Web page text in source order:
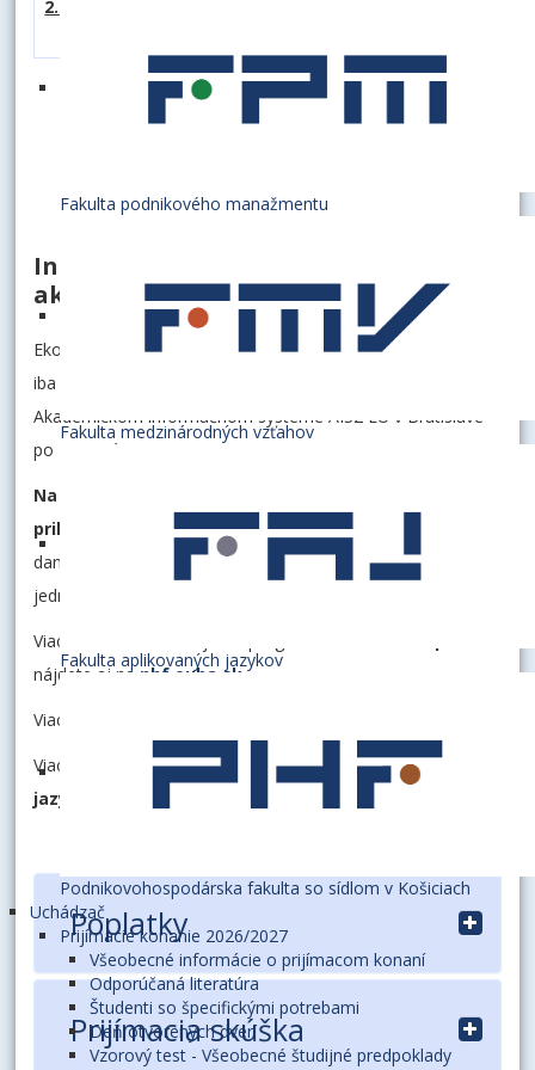
Fakulta podnikového manažmentu
Fakulta medzinárodných vzťahov
Fakulta aplikovaných jazykov
Podnikovohospodárska fakulta so sídlom v Košiciach
Uchádzač
Prijímacie konanie 2026/2027
Všeobecné informácie o prijímacom konaní
Odporúčaná literatúra
Študenti so špecifickými potrebami
Deň otvorených dverí
Vzorový test - Všeobecné študijné predpoklady
2. stupeň
Informácie o prijímacom konaní na
akademický rok 2027/2028
Ekonomická univerzita v Bratislave akceptuje
iba
Akademickom informačnom systéme AIS2 EU v Bratislave
po 1. januári 2027.
Na jednu fakultu
prihlášku
. V prípade záujmu o viac študijných programov
danej fakulty vyznačí uchádzač tieto študijné programy na
jednej prihláške (max. 3 študijné programy jednej fakulty).
Viac informácií o študijnom programe
nájdete aj na nhf.euba.sk.
Viac informácií o študijných programoch
Viac informácií
o študijných programoch v anglickom
jazyku
Poplatky
POPLATOK 40 €
Prijímacia skúška